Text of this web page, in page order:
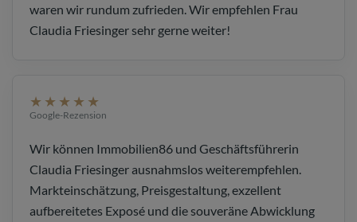
waren wir rundum zufrieden. Wir empfehlen Frau
Claudia Friesinger sehr gerne weiter!
★★★★★
Google-Rezension
Wir können Immobilien86 und Geschäftsführerin
Claudia Friesinger ausnahmslos weiterempfehlen.
Markteinschätzung, Preisgestaltung, exzellent
aufbereitetes Exposé und die souveräne Abwicklung